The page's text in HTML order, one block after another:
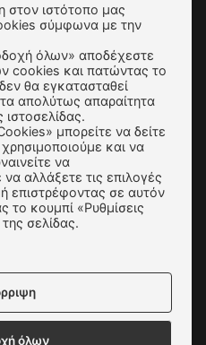
& Αλλαγές
& Πληρωμής
& Ασφάλεια
Cookies
πιστωτικές κάρτες:
στον ιστότοπο μας
σύμφωνα με την
cookies και πατώντας το
θα εγκατασταθεί
απολύτως απαραίτητα
ιστοσελίδας.
μπορείτε να δείτε
και να
να
αλλάξετε τις επιλογές
επιστρέφοντας σε αυτόν
το κουμπί «Ρυθμίσεις
σελίδας.
όλων